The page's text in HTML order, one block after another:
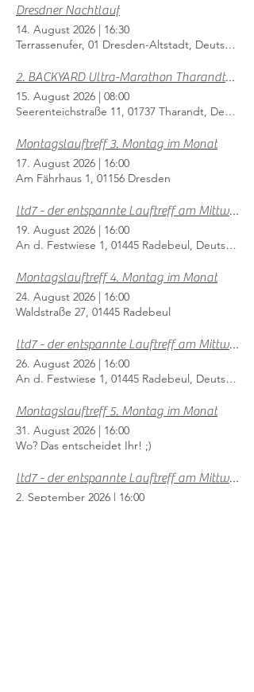
Dresdner Nachtlauf
14. August 2026 | 16:30
Terrassenufer, 01 Dresden-Altstadt, Deutschland
2. BACKYARD Ultra-Marathon Tharandter Wald
15. August 2026 | 08:00
Seerenteichstraße 11, 01737 Tharandt,
Montagslauftreff 3. Montag im Monat
17. August 2026 | 16:00
Am Fährhaus 1, 01156 Dresden
ltd7 - der entspannte Lauftreff am Mittwoch
19. August 2026 | 16:00
An d. Festwiese 1, 01445 Radebeul, Deutschland
Montagslauftreff 4. Montag im Monat
24. August 2026 | 16:00
Waldstraße 27, 01445 Radebeul
ltd7 - der entspannte Lauftreff am Mittwoch
26. August 2026 | 16:00
An d. Festwiese 1, 01445 Radebeul, Deutschland
Montagslauftreff 5. Montag im Monat
31. August 2026 | 16:00
Wo? Das entscheidet Ihr! ;)
ltd7 - der entspannte Lauftreff am Mittwoch
2. September 2026 | 16:00